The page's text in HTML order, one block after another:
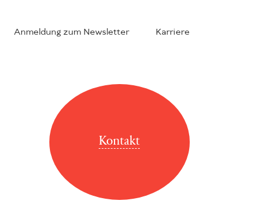
Anmeldung zum Newsletter Karriere
Kontakt